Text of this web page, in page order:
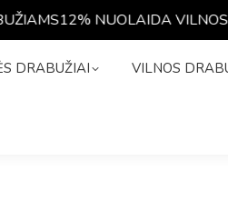
12% NUOLAIDA VILNOS
DRABUŽIAI VILNOS
DRABUŽIAI VILNOS